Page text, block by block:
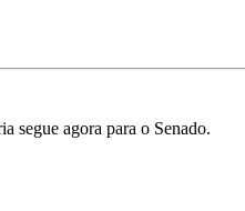
segue agora para o Senado.